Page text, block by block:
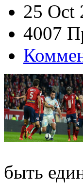
25 Oct
4007
быть